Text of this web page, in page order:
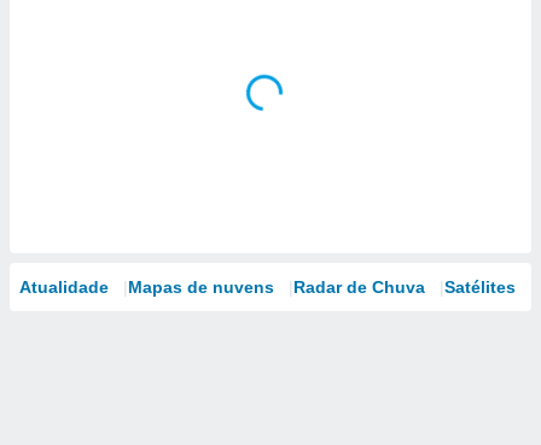
Atualidade Mapas de nuvens Radar de Chuva Satélites